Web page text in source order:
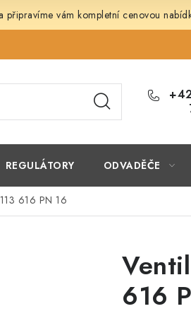
připravíme vám kompletní cenovou
REGULÁTORY ODVADĚČE
616 PN 16
616